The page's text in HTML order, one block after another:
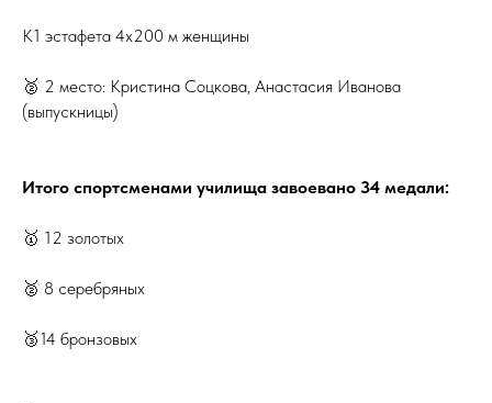
K1 эстафета 4х200 м женщины
🥈 2 место: Кристина Соцкова, Анастасия Иванова
(выпускницы)
Итого спортсменами училища завоевано 34 медали:
🥇 12 золотых
🥈 8 серебряных
🥉14 бронзовых